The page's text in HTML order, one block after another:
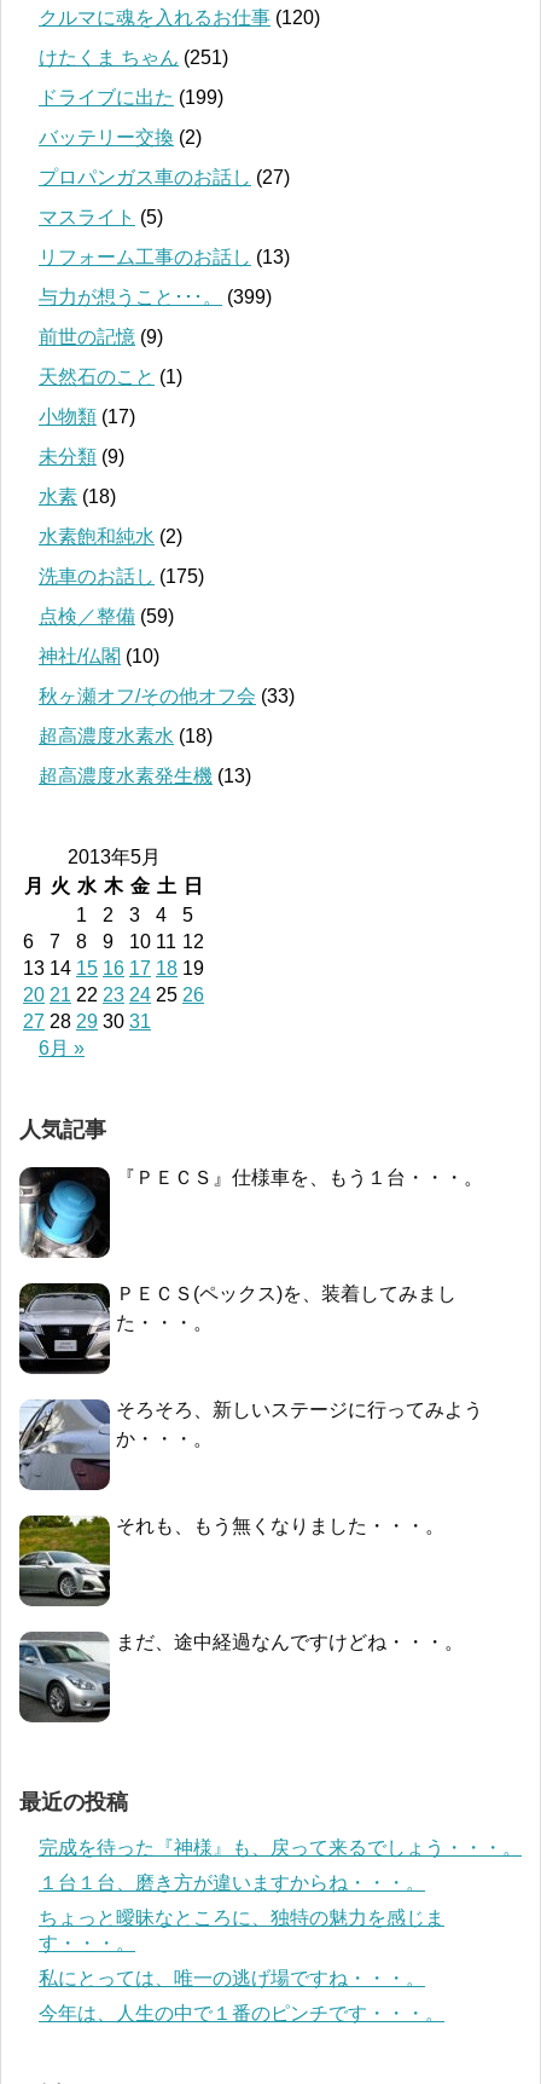
クルマに魂を入れるお仕事 (120)
けたくま ちゃん (251)
ドライブに出た (199)
バッテリー交換 (2)
プロパンガス車のお話し (27)
マスライト (5)
リフォーム工事のお話し (13)
与力が想うこと･･･。
(399)
前世の記憶 (9)
天然石のこと (1)
小物類 (17)
未分類 (9)
水素 (18)
水素飽和純水 (2)
洗車のお話し (175)
点検／整備 (59)
神社/仏閣 (10)
秋ヶ瀬オフ/その他オフ会 (33)
超高濃度水素水 (18)
超高濃度水素発生機 (13)
2013年5月
月
火 水 木 金 土
日
1
2 3 4
5
6
7 8 9 10 11 12
13 14 15 16 17 18 19
20 21 22 23 24 25 26
27 28 29 30 31
6月 »
人気記事
『ＰＥＣＳ』仕様車を、もう１台・・・。
ＰＥＣＳ(ペックス)を、装着してみまし
た・・・。
そろそろ、新しいステージに行ってみよう
か・・・。
それも、もう無くなりました・・・。
まだ、途中経過なんですけどね・・・。
最近の投稿
完成を待った『神様』も、戻って来るでしょう・・・。
１台１台、磨き方が違いますからね・・・。
ちょっと曖昧なところに、独特の魅力を感じま
す・・・。
私にとっては、唯一の逃げ場ですね・・・。
今年は、人生の中で１番のピンチです・・・。